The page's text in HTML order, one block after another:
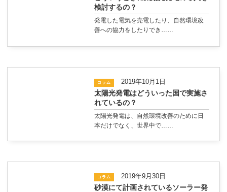
検討するの？
発電した電気を売電したり、自然環境改
善への協力をしたりでき……
コラム 2019年10月1日
太陽光発電はどういった国で実施さ
れているの？
太陽光発電は、自然環境改善のために日
本だけでなく、世界中で……
コラム 2019年9月30日
砂漠にて計画されているソーラー発